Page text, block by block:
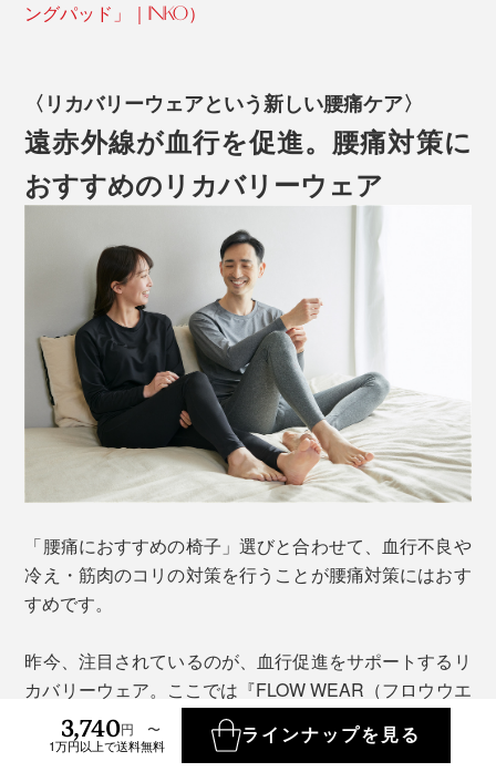
ングパッド」｜INKO）
〈リカバリーウェアという新しい腰痛ケア〉
遠赤外線が血行を促進。腰痛対策に
おすすめのリカバリーウェア
「腰痛におすすめの椅子」選びと合わせて、血行不良や
冷え・筋肉のコリの対策を行うことが腰痛対策にはおす
すめです。
昨今、注目されているのが、血行促進をサポートするリ
カバリーウェア。ここでは『FLOW WEAR（フロウウエ
ア）』をご紹介します。
3,740円 〜
1万円以上で送料無料
ラインナップを見る